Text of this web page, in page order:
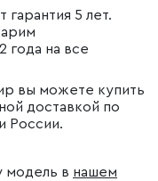
5 лет.
года на все
вы можете купить
доставкой по
России.
модель в нашем